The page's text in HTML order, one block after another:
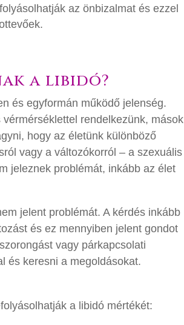
az önbizalmat és ezzel
a libidó?
és egyformán működő jelenség.
rendelkezünk, mások
hogy az életünk különböző
vagy a változókorról – a szexuális
jeleznek problémát, inkább az élet
jelent problémát. A kérdés inkább
és ez mennyiben jelent gondot
vagy párkapcsolati
és keresni a megoldásokat.
a libidó mértékét: